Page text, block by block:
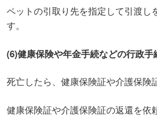
ペットの引取り先を指定して引渡し
す。
(6)健康保険や年金手続などの行政手
死亡したら、健康保険証や介護保険
健康保険証や介護保険証の返還を依